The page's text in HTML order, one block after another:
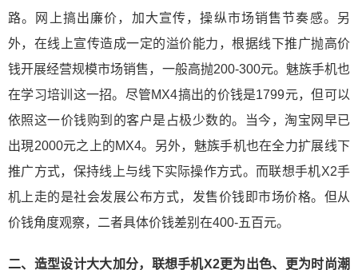
路。网上搞出廉价，加大宣传，操纵市场销售节奏感。另
外，在线上宣传造成一定的溢价能力，根据线下推广抛高价
钱开展经营规模市场销售，一般高抛200-300元。魅族手机也
在学习培训这一招。尽管MX4搞出的价钱是1799元，但可以
依照这一价钱购到的客户是占极少数的。当今，淘宝网早已
出現2000元之上的MX4。另外，魅族手机也在全力扩展线下
推广方式，保持线上与线下实际操作方式。而联想手机X2手
机上走的是社会发展公布方式，发售价钱即市场价格。但从
价钱角度观察，二者具体价钱差别在400-五百元。
二、造型设计大大加分，联想手机X2更为出色、更为时尚潮